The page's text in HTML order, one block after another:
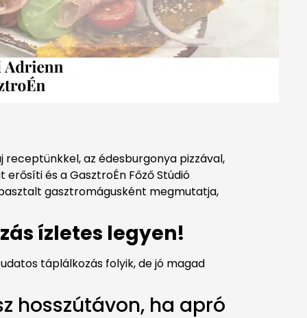
receptünkkel, az édesburgonya pizzával,
és a GasztroÉn Főző Stúdió
gasztromágusként megmutatja,
ízletes legyen!
táplálkozás folyik, de jó magad
hosszútávon, ha apró